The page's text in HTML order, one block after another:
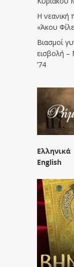
Η νεανική
«Άκου
Βιασμοί
εισβολή –
’74
Ελληνικά
English